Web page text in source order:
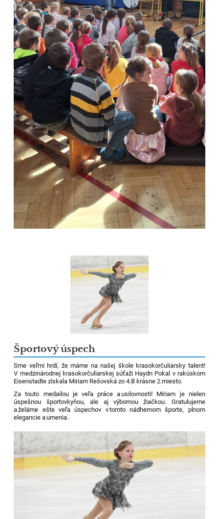
Športový úspech
Sme veľmi hrdí, že máme na našej škole krasokorčuliarsky talent!
V medzinárodnej krasokorčuliarskej súťaži Haydn Pokal v rakúskom
Eisenstadte získala Miriam Rešovská zo 4.B krásne 2.miesto.
Za touto medailouje veľa práce ausilovnosti! Miriam je nielen
úspešnou športovkyňou, ale aj výbornou žiačkou. Gratulujeme
a želáme ešte veľa úspechov v tomto nádhernom športe, plnom
elegancie a umenia.